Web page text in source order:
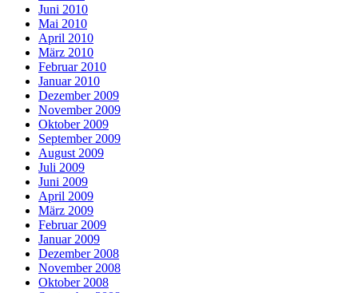
Juni 2010
Mai 2010
April 2010
März 2010
Februar 2010
Januar 2010
Dezember 2009
November 2009
Oktober 2009
September 2009
August 2009
Juli 2009
Juni 2009
April 2009
März 2009
Februar 2009
Januar 2009
Dezember 2008
November 2008
Oktober 2008